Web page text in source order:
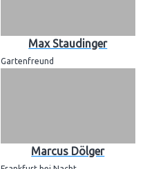
Max Staudinger
Gartenfreund
Marcus Dölger